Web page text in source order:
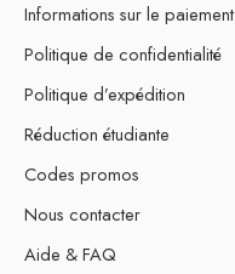
Informations sur le paiement
Politique de confidentialité
Politique d’expédition
Réduction étudiante
Codes promos
Nous contacter
Aide & FAQ